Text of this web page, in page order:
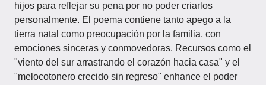
hijos para reflejar su pena por no poder criarlos
personalmente. El poema contiene tanto apego a la
tierra natal como preocupación por la familia, con
emociones sinceras y conmovedoras. Recursos como el
"viento del sur arrastrando el corazón hacia casa" y el
"melocotonero crecido sin regreso" enhance el poder